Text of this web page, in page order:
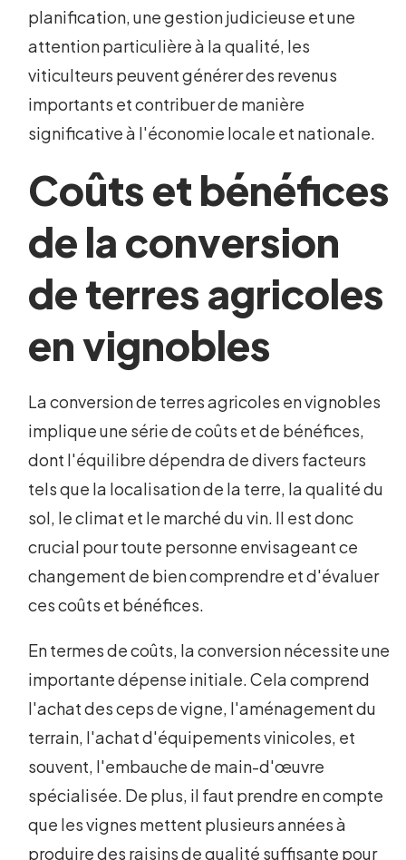
planification, une gestion judicieuse et une
attention particulière à la qualité, les
viticulteurs peuvent générer des revenus
importants et contribuer de manière
significative à l'économie locale et nationale.
Coûts et bénéfices
de la conversion
de terres agricoles
en vignobles
La conversion de terres agricoles en vignobles
implique une série de coûts et de bénéfices,
dont l'équilibre dépendra de divers facteurs
tels que la localisation de la terre, la qualité du
sol, le climat et le marché du vin. Il est donc
crucial pour toute personne envisageant ce
changement de bien comprendre et d'évaluer
ces coûts et bénéfices.
En termes de coûts, la conversion nécessite une
importante dépense initiale. Cela comprend
l'achat des ceps de vigne, l'aménagement du
terrain, l'achat d'équipements vinicoles, et
souvent, l'embauche de main-d'œuvre
spécialisée. De plus, il faut prendre en compte
que les vignes mettent plusieurs années à
produire des raisins de qualité suffisante pour